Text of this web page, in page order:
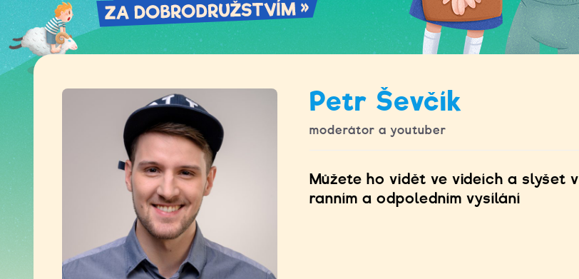
Petr Ševčík
moderátor a youtuber
Můžete ho vidět ve videích a slyšet v
ranním a odpoledním vysílání